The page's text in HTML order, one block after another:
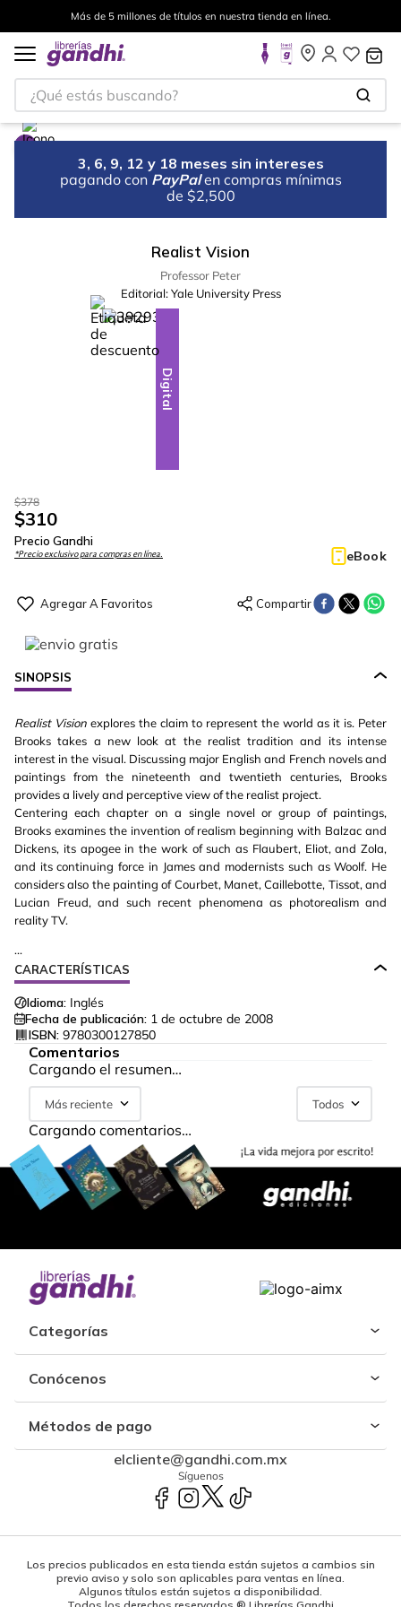
Más de 5 millones de títulos en nuestra tienda en línea.
¿Qué estás buscando?
3, 6, 9, 12 y 18 meses sin intereses
pagando con PayPal en compras mínimas
de $2,500
Realist Vision
Professor Peter
Editorial: Yale University Press
-18%
Digital
$378
$310
Precio Gandhi
*Precio exclusivo para compras en línea. eBook
SINOPSIS
Realist Vision explores the claim to represent the world as it is. Peter
Brooks takes a new look at the realist tradition and its intense
interest in the visual. Discussing major English and French novels and
paintings from the nineteenth and twentieth centuries, Brooks
provides a lively and perceptive view of the realist project.
Centering each chapter on a single novel or group of paintings,
Brooks examines the invention of realism beginning with Balzac and
Dickens, its apogee in the work of such as Flaubert, Eliot, and Zola,
and its continuing force in James and modernists such as Woolf. He
considers also the painting of Courbet, Manet, Caillebotte, Tissot, and
Lucian Freud, and such recent phenomena as photorealism and
reality TV.
...
CARACTERÍSTICAS
Idioma: Inglés
Fecha de publicación: 1 de octubre de 2008
ISBN: 9780300127850
Comentarios
Cargando el resumen…
Más reciente Todos
Cargando comentarios…
Categorías
Conócenos
Métodos de pago
elcliente@gandhi.com.mx
Síguenos
Los precios publicados en esta tienda están sujetos a cambios sin
previo aviso y solo son aplicables para ventas en línea.
Algunos títulos están sujetos a disponibilidad.